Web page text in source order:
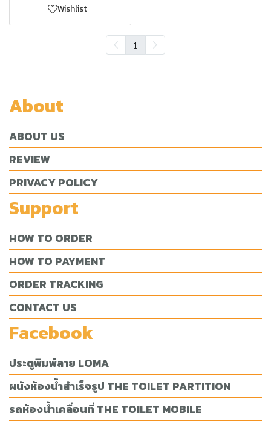
Wishlist
1
About
ABOUT US
REVIEW
PRIVACY POLICY
Support
HOW TO ORDER
HOW TO PAYMENT
ORDER TRACKING
CONTACT US
Facebook
ประตูพิมพ์ลาย LOMA
ผนังห้องน้ำสำเร็จรูป THE TOILET PARTITION
รถห้องน้ำเคลื่อนที่ THE TOILET MOBILE